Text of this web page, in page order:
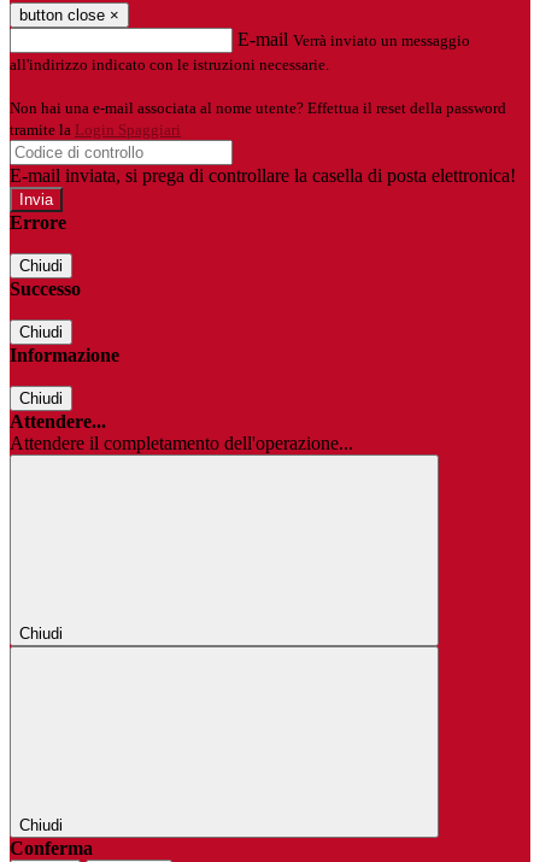
button close ×
E-mail Verrà inviato un messaggio
all'indirizzo indicato con le istruzioni necessarie.
Non hai una e-mail associata al nome utente? Effettua il reset della password
tramite la Login Spaggiari
E-mail inviata, si prega di controllare la casella di posta elettronica!
Errore
Chiudi
Successo
Chiudi
Informazione
Chiudi
Attendere...
Attendere il completamento dell'operazione...
Chiudi
Chiudi
Conferma